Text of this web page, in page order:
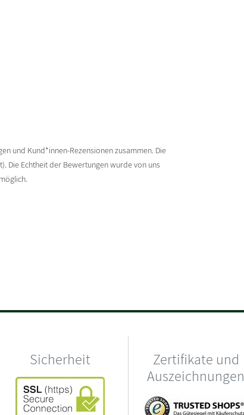
und Kund*innen-Rezensionen zusammen. Die
Die Echtheit der Bewertungen wurde von uns
Sicherheit
Zertifikate und
Auszeichnungen